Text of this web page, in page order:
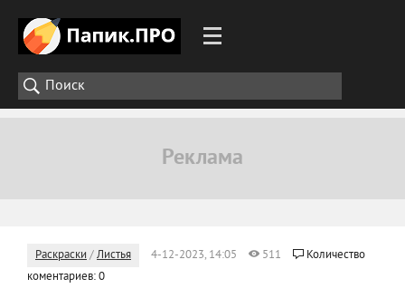
Раскраски /Листья 4-12-2023, 14:05 511
Количество
коментариев: 0